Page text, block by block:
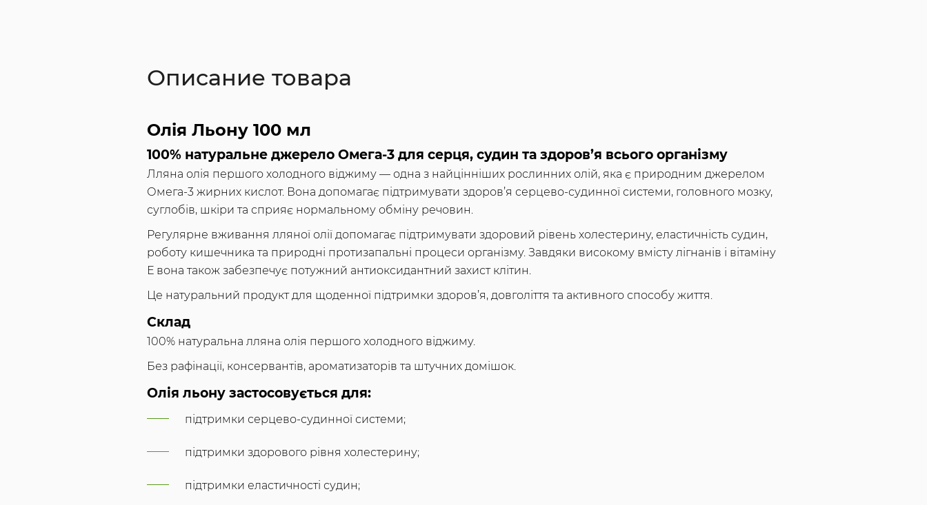
Описание товара
Олія Льону 100 мл
100% натуральне джерело Омега-3 для серця, судин та здоров’я всього організму
Лляна олія першого холодного віджиму — одна з найцінніших рослинних олій, яка є природним джерелом
Омега-3 жирних кислот. Вона допомагає підтримувати здоров’я серцево-судинної системи, головного мозку,
суглобів, шкіри та сприяє нормальному обміну речовин.
Регулярне вживання лляної олії допомагає підтримувати здоровий рівень холестерину, еластичність судин,
роботу кишечника та природні протизапальні процеси організму. Завдяки високому вмісту лігнанів і вітаміну
Е вона також забезпечує потужний антиоксидантний захист клітин.
Це натуральний продукт для щоденної підтримки здоров’я, довголіття та активного способу життя.
Склад
100% натуральна лляна олія першого холодного віджиму.
Без рафінації, консервантів, ароматизаторів та штучних домішок.
Олія льону застосовується для:
підтримки серцево-судинної системи;
підтримки здорового рівня холестерину;
підтримки еластичності судин;